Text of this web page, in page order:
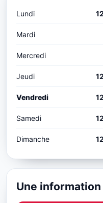
Lundi
Mardi
Mercredi
Jeudi
Vendredi
Samedi
Dimanche
Une